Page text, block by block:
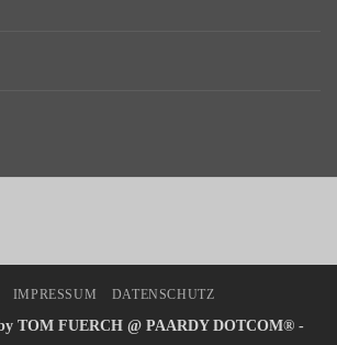
IMPRESSUM DATENSCHUTZ
TOM FUERCH @ PAARDY DOTCOM® -